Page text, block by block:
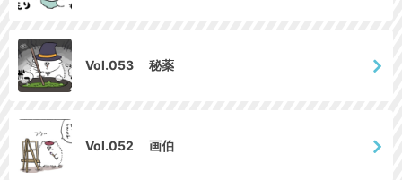
Vol.053 秘薬
Vol.052 画伯